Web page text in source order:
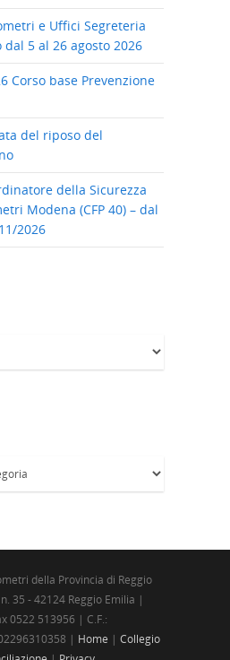
e Uffici Segreteria
5 al 26 agosto 2026
Corso base Prevenzione
del riposo del
della Sicurezza
Modena (CFP 40) – dal
2026
della Provincia di Reggio
35 - 42124 Reggio Emilia |
0522 513956 | C.F.:
| Home | Collegio